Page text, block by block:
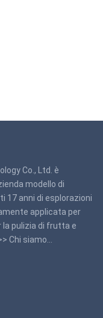
Co., Ltd. è
modello di
17 anni di esplorazioni
applicata per
pulizia di frutta e
Chi siamo